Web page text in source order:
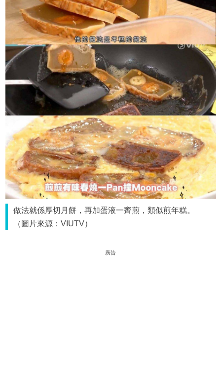
做法就係厚切月餅，再加蛋液一齊煎，類似煎年糕。
（圖片來源：VIUTV）
廣告